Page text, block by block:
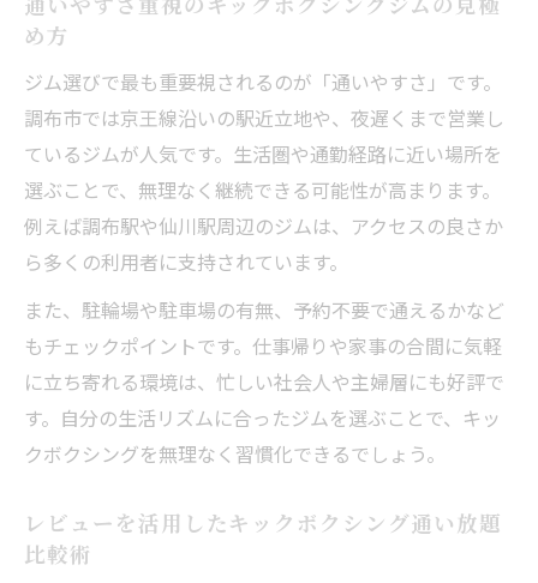
め方
ジム選びで最も重要視されるのが「通いやすさ」です。
調布市では京王線沿いの駅近立地や、夜遅くまで営業し
ているジムが人気です。生活圏や通勤経路に近い場所を
選ぶことで、無理なく継続できる可能性が高まります。
例えば調布駅や仙川駅周辺のジムは、アクセスの良さか
ら多くの利用者に支持されています。
また、駐輪場や駐車場の有無、予約不要で通えるかなど
もチェックポイントです。仕事帰りや家事の合間に気軽
に立ち寄れる環境は、忙しい社会人や主婦層にも好評で
す。自分の生活リズムに合ったジムを選ぶことで、キッ
クボクシングを無理なく習慣化できるでしょう。
レビューを活用したキックボクシング通い放題
比較術